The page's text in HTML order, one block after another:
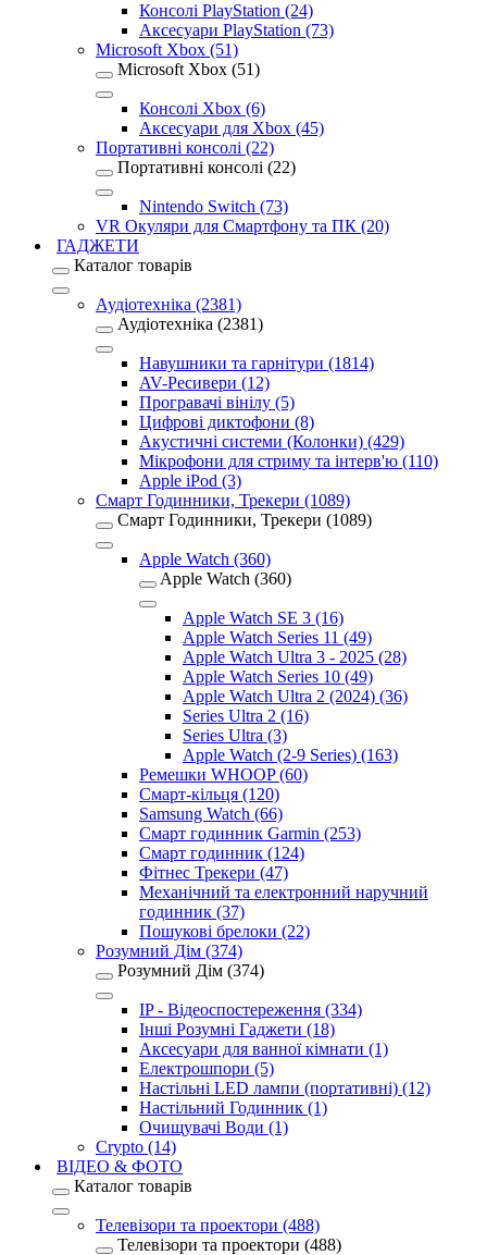
Консолі PlayStation (24)
Аксесуари PlayStation (73)
Microsoft Xbox (51)
Microsoft Xbox (51)
Консолі Xbox (6)
Аксесуари для Xbox (45)
Портативні консолі (22)
Портативні консолі (22)
Nintendo Switch (73)
VR Окуляри для Смартфону та ПК (20)
ГАДЖЕТИ
Каталог товарів
Аудіотехніка (2381)
Аудіотехніка (2381)
Навушники та гарнітури (1814)
AV-Ресивери (12)
Програвачі вінілу (5)
Цифрові диктофони (8)
Акустичні системи (Колонки) (429)
Мікрофони для стриму та інтерв'ю (110)
Apple iPod (3)
Смарт Годинники, Трекери (1089)
Смарт Годинники, Трекери (1089)
Apple Watch (360)
Apple Watch (360)
Apple Watch SE 3 (16)
Apple Watch Series 11 (49)
Apple Watch Ultra 3 - 2025 (28)
Apple Watch Series 10 (49)
Apple Watch Ultra 2 (2024) (36)
Series Ultra 2 (16)
Series Ultra (3)
Apple Watch (2-9 Series) (163)
Ремешки WHOOP (60)
Смарт-кільця (120)
Samsung Watch (66)
Смарт годинник Garmin (253)
Смарт годинник (124)
Фітнес Трекери (47)
Механічний та електронний наручний
годинник (37)
Пошукові брелоки (22)
Розумний Дім (374)
Розумний Дім (374)
IP - Відеоспостереження (334)
Інші Розумні Гаджети (18)
Аксесуари для ванної кімнати (1)
Електрошпори (5)
Настільні LED лампи (портативні) (12)
Настільний Годинник (1)
Очищувачі Води (1)
Crypto (14)
ВІДЕО & ФОТО
Каталог товарів
Телевізори та проектори (488)
Телевізори та проектори (488)